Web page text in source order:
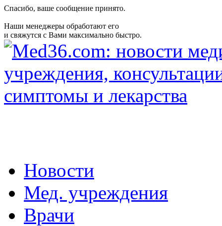
Спасибо, ваше сообщение принято.
Наши менеджеры обработают его
и свяжутся с Вами максимально быстро.
Новости
Мед. учреждения
Врачи